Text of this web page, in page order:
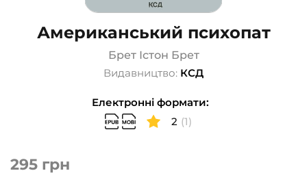
Американський психопат
Брет Істон Брет
Видавництво: КСД
Електронні формати:
2 (1)
295 грн